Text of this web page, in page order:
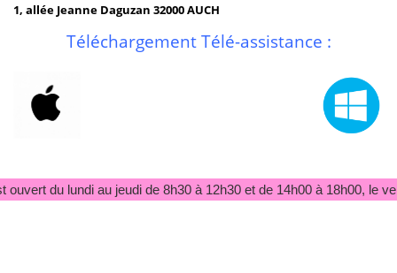
1, allée Jeanne Daguzan 32000 AUCH
Téléchargement Télé-assistance :
ouvert du lundi au jeudi de 8h30 à 12h30 et de 14h00 à 18h00, le